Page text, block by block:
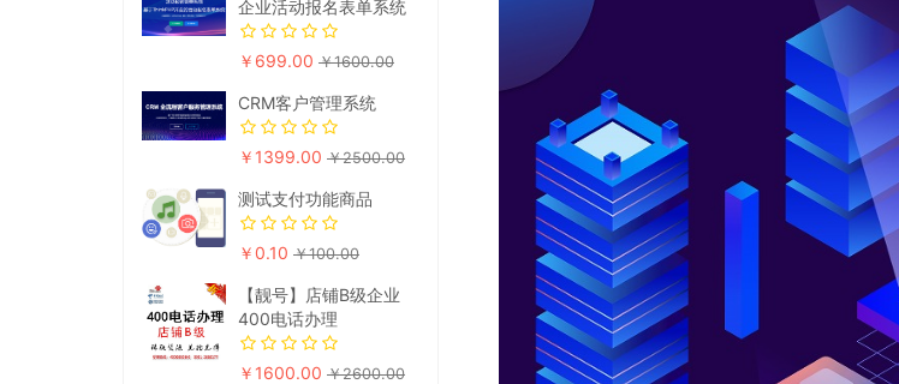
企业活动报名表单系统
￥699.00 ￥1600.00
CRM客户管理系统
￥1399.00 ￥2500.00
测试支付功能商品
￥0.10 ￥100.00
【靓号】店铺B级企业
400电话办理
￥1600.00 ￥2600.00